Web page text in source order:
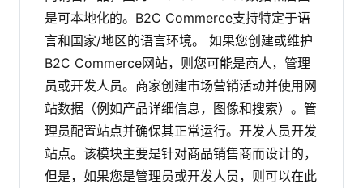
是可本地化的。B2C Commerce支持特定于语
言和国家/地区的语言环境。
如果您创建或维护
B2C Commerce网站，则您可能是商人，管理
员或开发人员。商家创建市场营销活动并使用网
站数据（例如产品详细信息，图像和搜索）。管
理员配置站点并确保其正常运行。开发人员开发
站点。该模块主要是针对商品销售商而设计的，
但是，如果您是管理员或开发人员，则可以在此